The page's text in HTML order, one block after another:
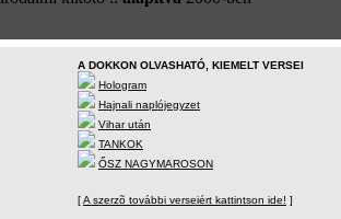
A DOKKON OLVASHATÓ, KIEMELT VERSEI
Hologram
Hajnali naplójegyzet
Vihar után
TANKOK
ŐSZ NAGYMAROSON
[A szerzõ további verseiért kattintson ide! ]